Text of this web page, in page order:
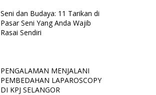
Seni dan Budaya: 11 Tarikan di
Pasar Seni Yang Anda Wajib
Rasai Sendiri
PENGALAMAN MENJALANI
PEMBEDAHAN LAPAROSCOPY
DI KPJ SELANGOR